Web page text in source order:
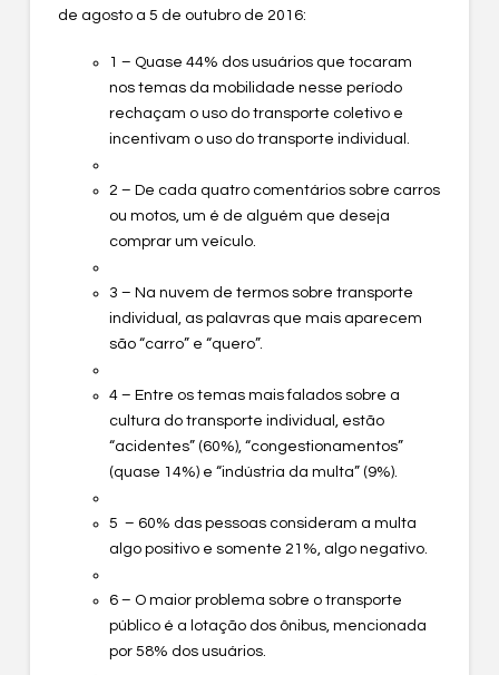
de agosto a 5 de outubro de 2016:
1 – Quase 44% dos usuários que tocaram
nos temas da mobilidade nesse período
rechaçam o uso do transporte coletivo e
incentivam o uso do transporte individual.
2 – De cada quatro comentários sobre carros
ou motos, um é de alguém que deseja
comprar um veículo.
3 – Na nuvem de termos sobre transporte
individual, as palavras que mais aparecem
são “carro” e “quero”.
4 – Entre os temas mais falados sobre a
cultura do transporte individual, estão
“acidentes” (60%), “congestionamentos”
(quase 14%) e “indústria da multa” (9%).
5 – 60% das pessoas consideram a multa
algo positivo e somente 21%, algo negativo.
6 – O maior problema sobre o transporte
público é a lotação dos ônibus, mencionada
por 58% dos usuários.